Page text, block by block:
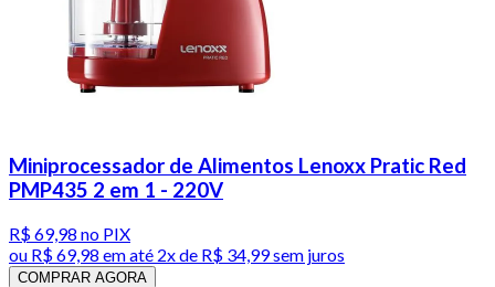
Miniprocessador de Alimentos Lenoxx Pratic Red
PMP435 2 em 1 - 220V
R$ 69,98 no PIX
ou R$ 69,98 em até 2x de R$ 34,99 sem juros
COMPRAR AGORA